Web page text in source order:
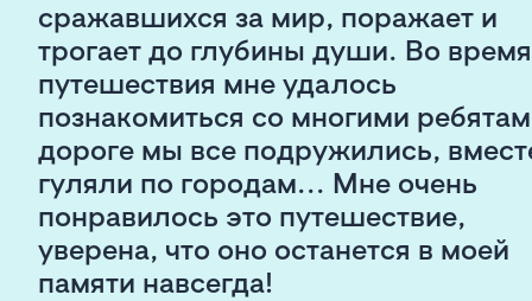
сражавшихся за мир, поражает и
трогает до глубины души. Во время
путешествия мне удалось
познакомиться со многими
дороге мы все подружились,
гуляли по городам... Мне очень
понравилось это путешествие,
уверена, что оно останется в моей
памяти навсегда!